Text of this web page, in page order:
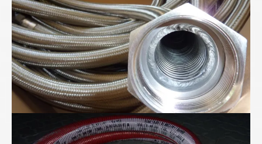
"Für Anspruchsvolle" - Folienwickelschlauch mit
PTFE-Seele